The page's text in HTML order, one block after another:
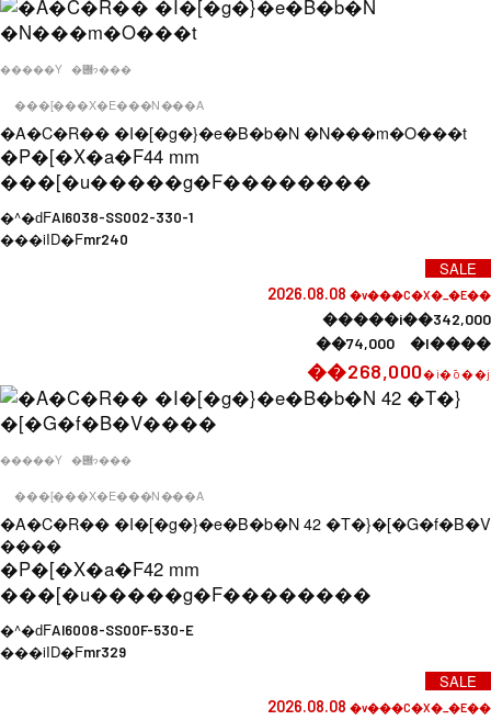
�����Y �݌ɂ���
���[���X�E���N���A
�A�C�R�� �I�[�g�}�e�B�b�N �N���m�O���t
�P�[�X�a�F44 mm
���[�u�����g�F��������
�^�ԁFAI6038-SS002-330-1
���iID�Fmr240
SALE
2026.08.08 �v���C�X�_�E��
�����i��342,000
��74,000 �l����
��268,000�i�ō��j
�����Y �݌ɂ���
���[���X�E���N���A
�A�C�R�� �I�[�g�}�e�B�b�N 42 �T�}�[�G�f�B�V
����
�P�[�X�a�F42 mm
���[�u�����g�F��������
�^�ԁFAI6008-SS00F-530-E
���iID�Fmr329
SALE
2026.08.08 �v���C�X�_�E��